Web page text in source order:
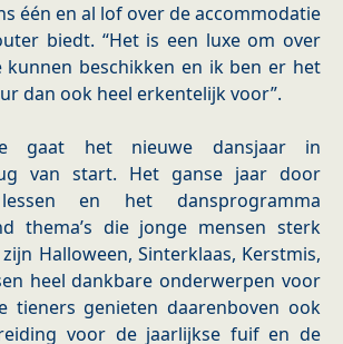
één en al lof over de accommodatie
biedt. “Het is een luxe om over
kunnen beschikken en ik ben er het
dan ook heel erkentelijk voor”.
gaat het nieuwe dansjaar in
van start. Het ganse jaar door
en het dansprogramma
thema’s die jonge mensen sterk
Halloween, Sinterklaas, Kerstmis,
heel dankbare onderwerpen voor
tieners genieten daarenboven ook
voor de jaarlijkse fuif en de